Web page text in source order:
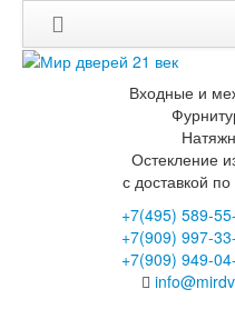
Входные и
Остекление
с доставкой
+7(495) 589-
+7(909) 997-
+7(909) 949-